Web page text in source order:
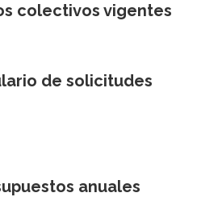
colectivos vigentes
de solicitudes
anuales